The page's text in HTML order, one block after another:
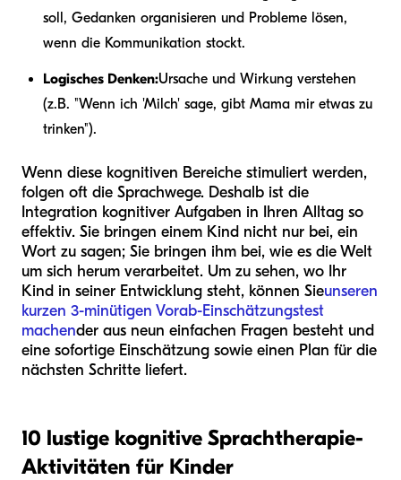
soll, Gedanken organisieren und Probleme lösen,
wenn die Kommunikation stockt.
Logisches Denken:Ursache und Wirkung verstehen
(z.B. "Wenn ich 'Milch' sage, gibt Mama mir etwas zu
trinken").
Wenn diese kognitiven Bereiche stimuliert werden,
folgen oft die Sprachwege. Deshalb ist die
Integration kognitiver Aufgaben in Ihren Alltag so
effektiv. Sie bringen einem Kind nicht nur bei, ein
Wort zu sagen; Sie bringen ihm bei, wie es die Welt
um sich herum verarbeitet. Um zu sehen, wo Ihr
Kind in seiner Entwicklung steht, können Sieunseren
kurzen 3-minütigen Vorab-Einschätzungstest
machender aus neun einfachen Fragen besteht und
eine sofortige Einschätzung sowie einen Plan für die
nächsten Schritte liefert.
10 lustige kognitive Sprachtherapie-
Aktivitäten für Kinder